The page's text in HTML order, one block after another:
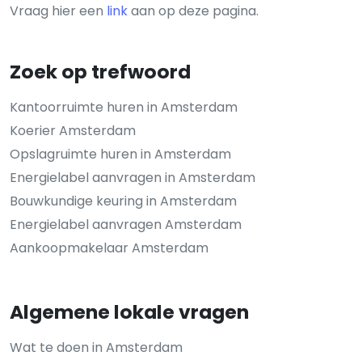
Vraag hier een linkaan op deze pagina.
Zoek op trefwoord
Kantoorruimte huren in Amsterdam
Koerier Amsterdam
Opslagruimte huren in Amsterdam
Energielabel aanvragen in Amsterdam
Bouwkundige keuring in Amsterdam
Energielabel aanvragen Amsterdam
Aankoopmakelaar Amsterdam
Algemene lokale vragen
Wat te doen in Amsterdam